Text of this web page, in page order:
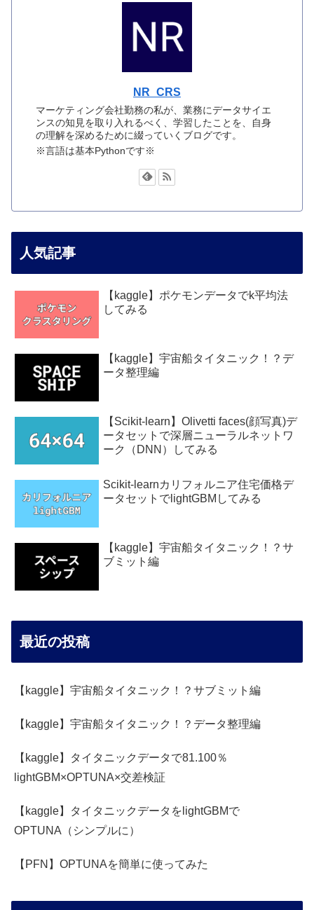
NR_CRS
マーケティング会社勤務の私が、業務にデータサイエ
ンスの知見を取り入れるべく、学習したことを、自身
の理解を深めるために綴っていくブログです。
※言語は基本Pythonです※
人気記事
【kaggle】ポケモンデータでk平均法
してみる
【kaggle】宇宙船タイタニック！？デ
ータ整理編
【Scikit-learn】Olivetti faces(顔写真)デ
ータセットで深層ニューラルネットワ
ーク（DNN）してみる
Scikit-learnカリフォルニア住宅価格デ
ータセットでlightGBMしてみる
【kaggle】宇宙船タイタニック！？サ
ブミット編
最近の投稿
【kaggle】宇宙船タイタニック！？サブミット編
【kaggle】宇宙船タイタニック！？データ整理編
【kaggle】タイタニックデータで81.100％
lightGBM×OPTUNA×交差検証
【kaggle】タイタニックデータをlightGBMで
OPTUNA（シンプルに）
【PFN】OPTUNAを簡単に使ってみた